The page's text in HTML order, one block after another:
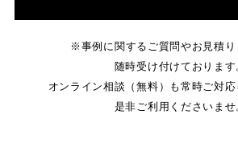
※事例に関するご質問やお見積り
随時受け付けております
オンライン相談（無料）も常時ご対応
是非ご利用くださいませ